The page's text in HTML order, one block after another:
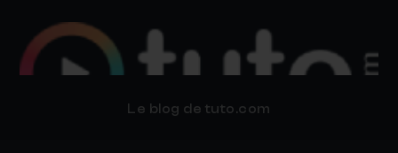
Le blog de tuto.com